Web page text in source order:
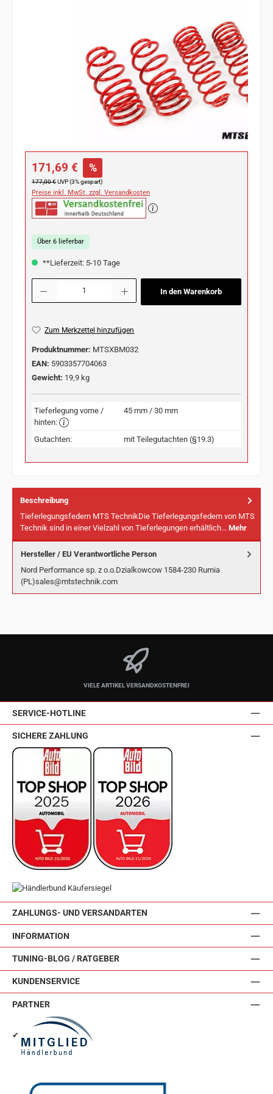
Verkaufspreis:
171,69 € %
Regulärer Preis:
177,00 €UVP (3% gespart)
Preise inkl. MwSt. zzgl. Versandkosten
Über 6 lieferbar
**Lieferzeit: 5-10 Tage
Produkt Anzahl: Gib den gewünschten Wert ein oder benutze die Schaltflächen
In den Warenkorb
Zum Merkzettel hinzufügen
Produktnummer: MTSXBM032
EAN: 5903357704063
Gewicht: 19,9 kg
Tieferlegung vorne /
hinten:
45 mm / 30 mm
Gutachten: mit Teilegutachten (§19.3)
Beschreibung
Tieferlegungsfedern MTS TechnikDie Tieferlegungsfedern von MTS
Technik sind in einer Vielzahl von Tieferlegungen erhältlich… Mehr
Hersteller / EU Verantwortliche Person
Nord Performance sp. z o.o.Dzialkowcow 1584-230 Rumia
(PL)sales@mtstechnik.com
VIELE ARTIKEL VERSANDKOSTENFREI
SERVICE-HOTLINE
ZAHLUNGS- UND VERSANDARTEN
INFORMATION
TUNING-BLOG / RATGEBER
KUNDENSERVICE
SICHERE ZAHLUNG
PARTNER
✔